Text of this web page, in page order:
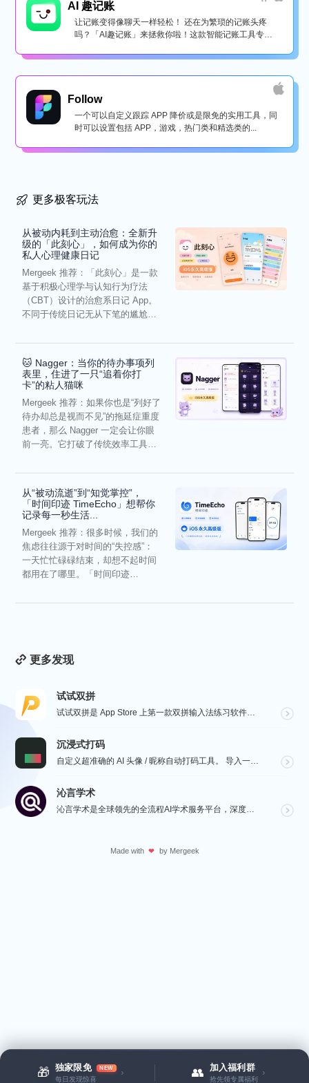
🎁 独家限免 NEW
每日发现惊喜
› 👥 加入福利群
抢先领专属福利
›
AI 趣记账
让记账变得像聊天一样轻松！ 还在为繁琐的记账头疼
吗？「AI趣记账」来拯救你啦！这款智能记账工具专为
Follow
一个可以自定义跟踪 APP 降价或是限免的实用工具，同
时可以设置包括 APP，游戏，热门类和精选类的...
更多极客玩法
从被动内耗到主动治愈：全新升
级的「此刻心」，如何成为你的
私人心理健康日记
Mergeek 推荐：「此刻心」是一款
基于积极心理学与认知行为疗法
（CBT）设计的治愈系日记 App。
不同于传统日记无从下笔的尴尬，
🐱 Nagger：当你的待办事项列
表里，住进了一只“追着你打
卡”的粘人猫咪
Mergeek 推荐：如果你也是“列好了
待办却总是视而不见”的拖延症重度
患者，那么 Nagger 一定会让你眼
前一亮。它打破了传统效率工具冰
从“被动流逝”到“知觉掌控”，
「时间印迹 TimeEcho」想帮你
记录每一秒生活...
Mergeek 推荐：很多时候，我们的
焦虑往往源于对时间的“失控感”：
一天忙忙碌碌结束，却想不起时间
都用在了哪里。「时间印迹
更多发现
试试双拼
试试双拼是 App Store 上第一款双拼输入法练习软件，通过这个软件你能方便的学习双拼规则，练习...
沉浸式打码
自定义超准确的 AI 头像 / 昵称自动打码工具。 导入一张微信聊天截图，或者抖音/小红书/微博评论...
沁言学术
沁言学术是全球领先的全流程AI学术服务平台，深度赋能从选题构思、文献检索、文献阅读、文献管理到辅助写...
Made with ❤ by Mergeek